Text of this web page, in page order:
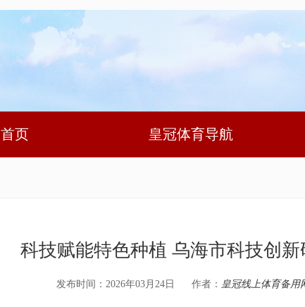
首页 皇冠体育导航
科技赋能特色种植 乌海市科技创
发布时间：2026年03月24日 作者： 皇冠线上体育备用